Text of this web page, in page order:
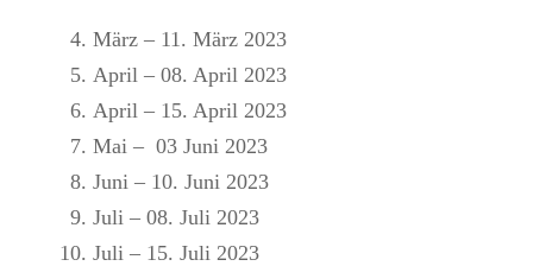
März – 11. März 2023
April – 08. April 2023
April – 15. April 2023
Mai – 03 Juni 2023
Juni – 10. Juni 2023
Juli – 08. Juli 2023
Juli – 15. Juli 2023